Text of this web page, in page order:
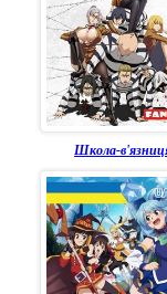
Школа-